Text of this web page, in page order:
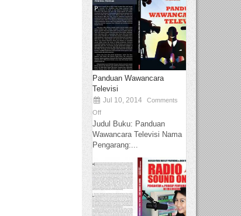
Panduan Wawancara
Televisi
Jul 10, 2014
Comments
Off
Judul Buku: Panduan
Wawancara Televisi Nama
Pengarang:...